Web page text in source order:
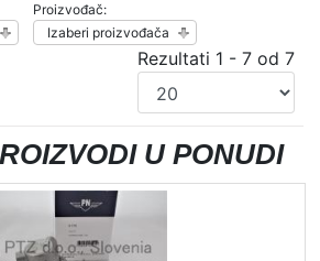
Proizvođač:
Izaberi proizvođača
Rezultati 1 - 7 od 7
U PONUDI